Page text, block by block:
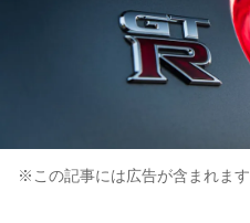
※この記事には広告が含まれます